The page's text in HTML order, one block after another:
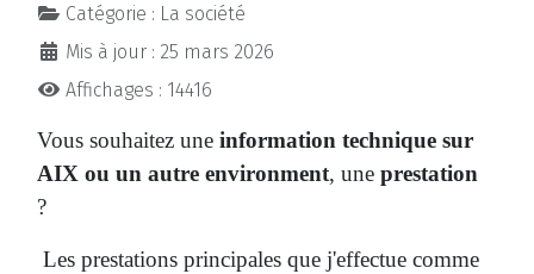
Catégorie : La société
Mis à jour : 25 mars 2026
Affichages : 14416
Vous souhaitez une information technique sur
AIX ou un autre environment, une prestation
?
Les prestations principales que j'effectue comme